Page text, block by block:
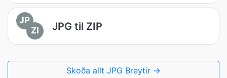
JP
ZI
JPG til ZIP
Skoða allt JPG Breytir →